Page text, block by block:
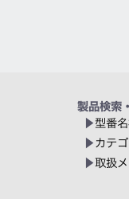
製品検索
型番
カテ
取扱